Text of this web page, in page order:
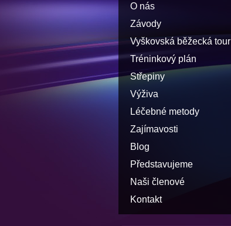
O nás
Závody
Vyškovská běžecká tour
Tréninkový plán
Střepiny
Výživa
Léčebné metody
Zajímavosti
Blog
Představujeme
Naši členové
Kontakt